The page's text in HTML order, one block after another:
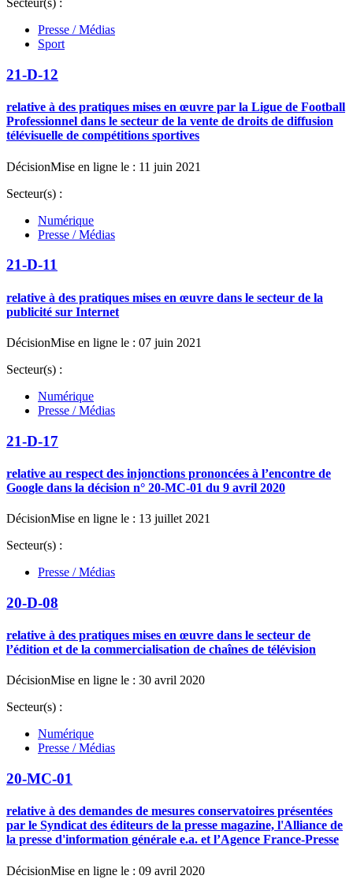
Secteur(s) :
Presse / Médias
Sport
21-D-12
relative à des pratiques mises en œuvre par la Ligue de Football
Professionnel dans le secteur de la vente de droits de diffusion
télévisuelle de compétitions sportives
DécisionMise en ligne le : 11 juin 2021
Secteur(s) :
Numérique
Presse / Médias
21-D-11
relative à des pratiques mises en œuvre dans le secteur de la
publicité sur Internet
DécisionMise en ligne le : 07 juin 2021
Secteur(s) :
Numérique
Presse / Médias
21-D-17
relative au respect des injonctions prononcées à l’encontre de
Google dans la décision n° 20-MC-01 du 9 avril 2020
DécisionMise en ligne le : 13 juillet 2021
Secteur(s) :
Presse / Médias
20-D-08
relative à des pratiques mises en œuvre dans le secteur de
l’édition et de la commercialisation de chaînes de télévision
DécisionMise en ligne le : 30 avril 2020
Secteur(s) :
Numérique
Presse / Médias
20-MC-01
relative à des demandes de mesures conservatoires présentées
par le Syndicat des éditeurs de la presse magazine, l'Alliance de
la presse d'information générale e.a. et l’Agence France-Presse
DécisionMise en ligne le : 09 avril 2020